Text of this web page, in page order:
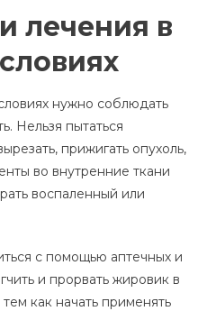
лечения в
нужно соблюдать
Нельзя пытаться
прижигать опухоль,
во внутренние ткани
воспаленный или
с помощью аптечных и
и прорвать жировик в
как начать применять